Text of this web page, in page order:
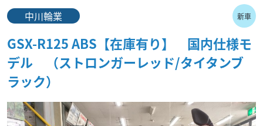
中川輪業 新車
GSX-R125 ABS【在庫有り】 国内仕様モ
デル （ストロンガーレッド/タイタンブ
ラック）